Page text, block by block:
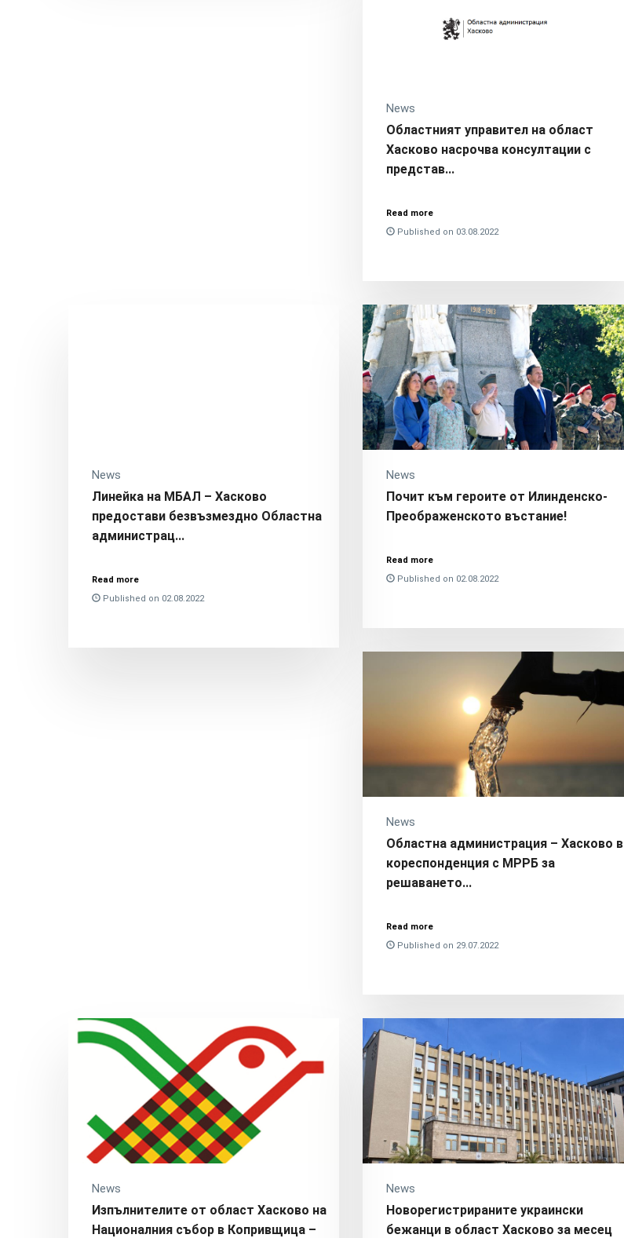
News
Областният управител на област
Хасково насрочва консултации с
представ...
Read more
Published on 03.08.2022
News
Линейка на МБАЛ – Хасково
предостави безвъзмездно Областна
администрац...
Read more
Published on 02.08.2022
News
Почит към героите от Илинденско-
Преображенското въстание!
Read more
Published on 02.08.2022
News
Областна администрация – Хасково в
кореспонденция с МРРБ за
решаването...
Read more
Published on 29.07.2022
News
Изпълнителите от област Хасково на
Националния събор в Копривщица –
News
Новорегистрираните украински
бежанци в област Хасково за месец